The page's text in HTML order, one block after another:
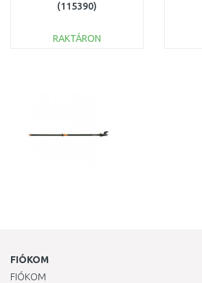
(115390)
RAKTÁRON
FIÓKOM
FIÓKOM